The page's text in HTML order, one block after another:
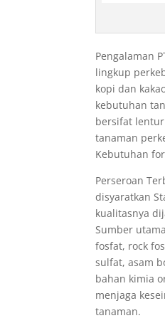
Pengalaman
lingkup
kopi dan
kebutuhan
bersifat
tanaman
Kebutuhan
Perseroan
disyaratkan
kualitasnya
Sumber
fosfat, rock
sulfat, asam
bahan kimia
menjaga
tanaman.